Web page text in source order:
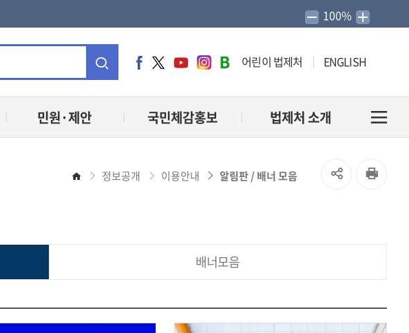
100%
통
색
페
스
북
트
터
유
브
타
그
버
어린이 법제처 ENGLISH
민원·제안 국민체감홍보 법제처 소개
홈 정보공개 이용안내 알림판 / 배너 모음
SNS
인
배너모음